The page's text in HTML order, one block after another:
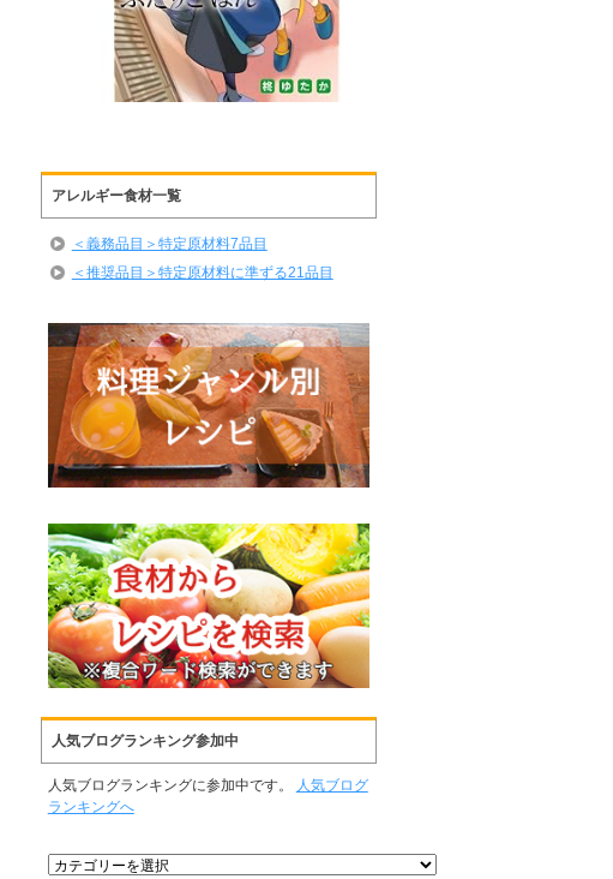
アレルギー食材一覧
＜義務品目＞特定原材料7品目
＜推奨品目＞特定原材料に準ずる21品目
人気ブログランキング参加中
人気ブログランキングに参加中です。
人気ブログ
ランキングへ